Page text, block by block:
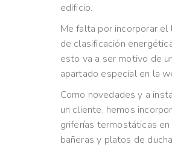
edificio.
Me falta por incorporar
de clasificación
esto va a ser motivo de
apartado especial en la
Como novedades y a
un cliente, hemos
griferías termostáticas en
bañeras y platos de